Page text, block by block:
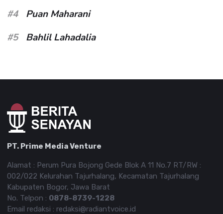
#4
Puan Maharani
#5
Bahlil Lahadalia
PT. Prime Media Venture
Alamat : Perum Pura Bojong Gede Blok A 11 No.7 RT/RW :
002/022 Kelurahan Tajurhalang, Kecamatan Tajurhalang
Kabupaten Bogor, Jawa Barat
No. Telpon : 0878-8739-1228
Email redaksi : redaksi@radiantvoice.id